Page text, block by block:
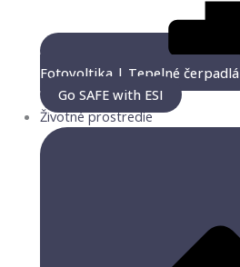
Fotovoltika | Tepelné čerpadlá
Go SAFE with ESI
Životné prostredie